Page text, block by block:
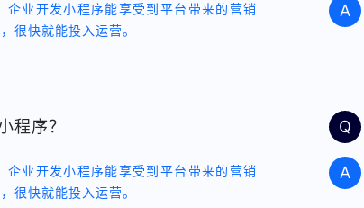
企业开发小程序能享受到平台带来的营销
很快就能投入运营。
A
程序？
企业开发小程序能享受到平台带来的营销
很快就能投入运营。
Q
A